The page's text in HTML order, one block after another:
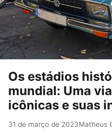
Os estádios
mundial: Uma
icônicas e suas
31 de março de 2023Matheus